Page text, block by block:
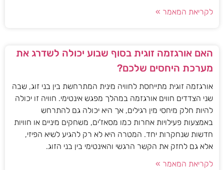
לקריאת המאמר »
האם אורגזמה זוגית בסוף שבוע יכולה לשדרג את
מערכת היחסים שלכם?
אורגזמה זוגית מתייחסת לחוויה מינית המתרחשת בין בני זוג, שבה
שני הצדדים חווים אורגזמה במהלך מפגש אינטימי. חוויה זו יכולה
להיות חלק מיחסי מין רגילים, אך היא יכולה גם להתרחש
באמצעות פעילויות אחרות כמו מסאז'ים, משחקים מיניים או חוויות
חדשות שנחקרות יחד. המטרה היא לא רק להגיע לשיא הפיזי,
אלא גם לחזק את הקשר הרגשי והאינטימי בין בני הזוג.
לקריאת המאמר »